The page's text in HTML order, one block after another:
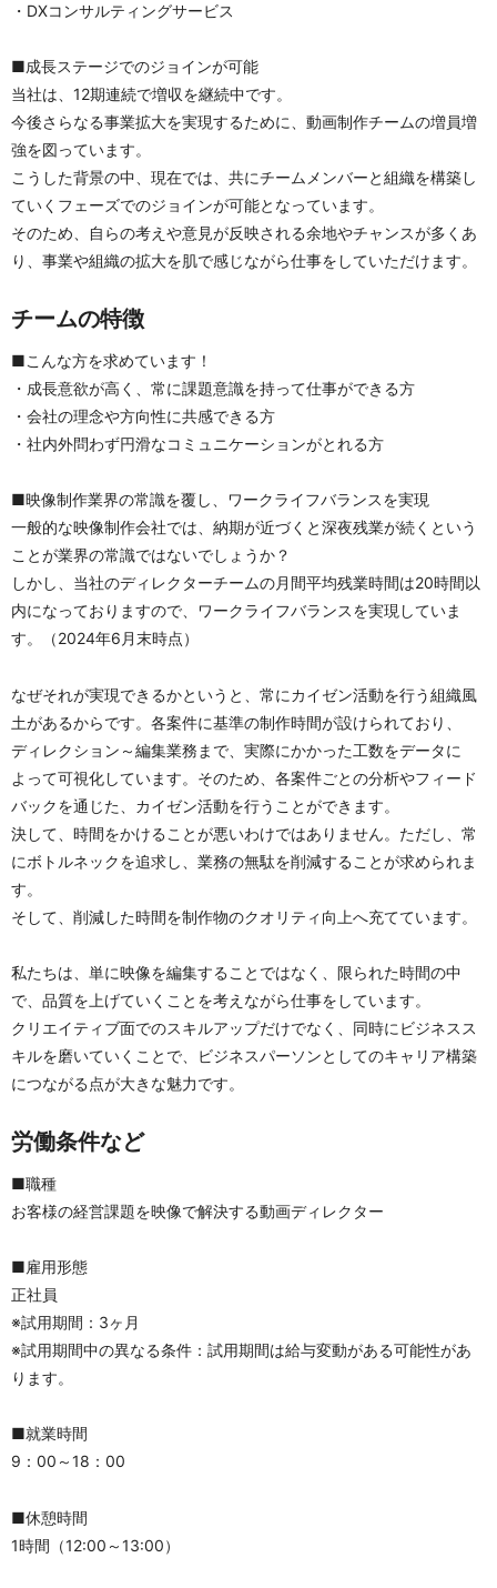
・DXコンサルティングサービス
■成長ステージでのジョインが可能
当社は、12期連続で増収を継続中です。
今後さらなる事業拡大を実現するために、動画制作チームの増員増
強を図っています。
こうした背景の中、現在では、共にチームメンバーと組織を構築し
ていくフェーズでのジョインが可能となっています。
そのため、自らの考えや意見が反映される余地やチャンスが多くあ
り、事業や組織の拡大を肌で感じながら仕事をしていただけます。
チームの特徴
■こんな方を求めています！
・成長意欲が高く、常に課題意識を持って仕事ができる方
・会社の理念や方向性に共感できる方
・社内外問わず円滑なコミュニケーションがとれる方
■映像制作業界の常識を覆し、ワークライフバランスを実現
一般的な映像制作会社では、納期が近づくと深夜残業が続くという
ことが業界の常識ではないでしょうか？
しかし、当社のディレクターチームの月間平均残業時間は20時間以
内になっておりますので、ワークライフバランスを実現していま
す。（2024年6月末時点）
なぜそれが実現できるかというと、常にカイゼン活動を行う組織風
土があるからです。各案件に基準の制作時間が設けられており、
ディレクション～編集業務まで、実際にかかった工数をデータに
よって可視化しています。そのため、各案件ごとの分析やフィード
バックを通じた、カイゼン活動を行うことができます。
決して、時間をかけることが悪いわけではありません。ただし、常
にボトルネックを追求し、業務の無駄を削減することが求められま
す。
そして、削減した時間を制作物のクオリティ向上へ充てています。
私たちは、単に映像を編集することではなく、限られた時間の中
で、品質を上げていくことを考えながら仕事をしています。
クリエイティブ面でのスキルアップだけでなく、同時にビジネスス
キルを磨いていくことで、ビジネスパーソンとしてのキャリア構築
につながる点が大きな魅力です。
労働条件など
■職種
お客様の経営課題を映像で解決する動画ディレクター
■雇用形態
正社員
※試用期間：3ヶ月
※試用期間中の異なる条件：試用期間は給与変動がある可能性があ
ります。
■就業時間
9：00～18：00
■休憩時間
1時間（12:00～13:00）